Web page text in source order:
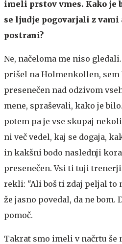
imeli prstov vmes. Kako je
se ljudje pogovarjali z
postrani?
Ne, načeloma me niso
prišel na Holmenkollen,
presenečen nad odzivom
mene, spraševali, kako je
potem pa je vse skupaj
ni več vedel, kaj se dogaja,
in kakšni bodo naslednji
presenečen. Vsi ti tuji
rekli: "Ali boš ti zdaj peljal to
že jasno povedal, da ne bom.
pomoč.
Takrat smo imeli v načrtu še